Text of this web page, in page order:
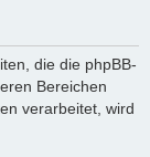
die die phpBB-
Bereichen
verarbeitet, wird